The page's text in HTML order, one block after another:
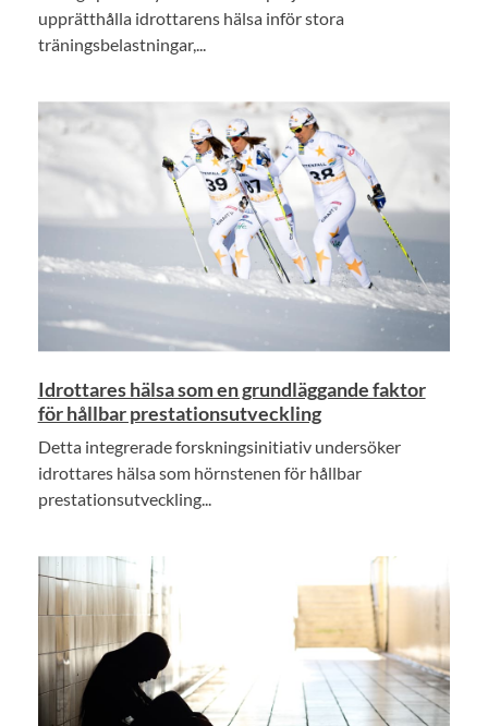
upprätthålla idrottarens hälsa inför stora
träningsbelastningar,...
Idrottares hälsa som en grundläggande faktor
för hållbar prestationsutveckling
Detta integrerade forskningsinitiativ undersöker
idrottares hälsa som hörnstenen för hållbar
prestationsutveckling...